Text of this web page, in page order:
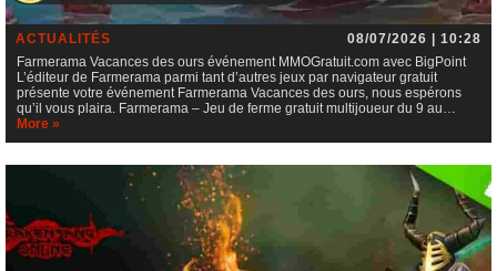
ACTUALITÉS
08/07/2026 | 10:28
Farmerama Vacances des ours événement MMOGratuit.com avec BigPoint
L’éditeur de Farmerama parmi tant d’autres jeux par navigateur gratuit
présente votre événement Farmerama Vacances des ours, nous espérons
qu’il vous plaira. Farmerama – Jeu de ferme gratuit multijoueur du 9 au…
More »